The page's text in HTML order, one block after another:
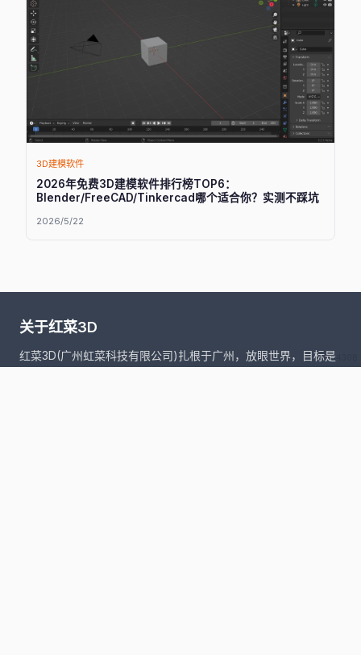
3D建模软件
2026年免费3D建模软件排行榜TOP6：
Blender/FreeCAD/Tinkercad哪个适合你？实测不踩坑
2026/5/22
关于红菜3D
红菜3D(广州虹菜科技有限公司)扎根于广州，放眼世界，目标是v14308